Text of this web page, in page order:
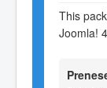
This
Joomla!